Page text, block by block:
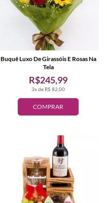
COMPRAR
3x de R$ 82,00
R$245,99
Buquê Luxo De Girassóis E Rosas Na
Tela